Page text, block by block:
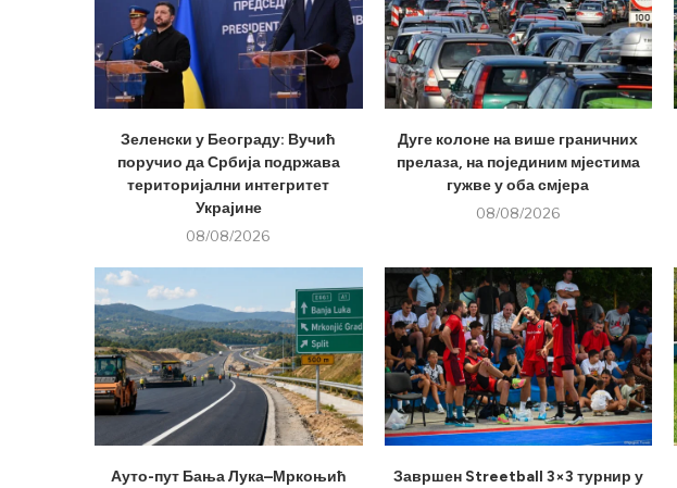
Зеленски у Београду: Вучић
поручио да Србија подржава
територијални интегритет
Украјине
08/08/2026
Дуге колоне на више граничних
прелаза, на појединим мјестима
гужве у оба смјера
08/08/2026
Ауто-пут Бања Лука–Мркоњић
Завршен Streetball 3×3 турнир у